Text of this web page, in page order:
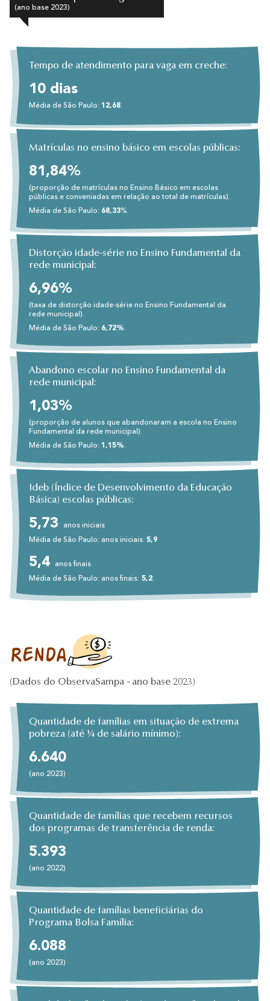
(ano base 2023)
Tempo de atendimento para vaga em creche:
10 dias
Média de São Paulo: 12,68.
Matrículas no ensino básico em escolas públicas:
81,84%
(proporção de matrículas no Ensino Básico em escolas
públicas e conveniadas em relação ao total de matrículas).
Média de São Paulo: 68,33%.
Distorção idade-série no Ensino Fundamental da
rede municipal:
6,96%
(taxa de distorção idade-série no Ensino Fundamental da
rede municipal).
Média de São Paulo: 6,72%.
Abandono escolar no Ensino Fundamental da
rede municipal:
1,03%
(proporção de alunos que abandonaram a escola no Ensino
Fundamental da rede municipal).
Média de São Paulo: 1,15%.
Ideb (Índice de Desenvolvimento da Educação
Básica) escolas públicas:
5,73
anos iniciais
Média de São Paulo: anos iniciais: 5,9
5,4
anos finais
Média de São Paulo: anos finais: 5,2.
Renda
(Dados do ObservaSampa - ano base 2023)
Quantidade de famílias em situação de extrema
pobreza (até 1⁄4 de salário mínimo):
6.640
(ano 2023)
Quantidade de famílias que recebem recursos
dos programas de transferência de renda:
5.393
(ano 2022)
Quantidade de famílias beneficiárias do
Programa Bolsa Família:
6.088
(ano 2023)